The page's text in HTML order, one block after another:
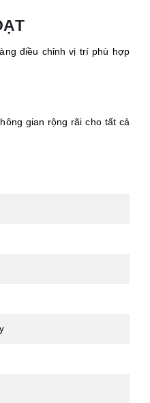
điều chỉnh vị trí phù hợp
gian rộng rãi cho tất cả